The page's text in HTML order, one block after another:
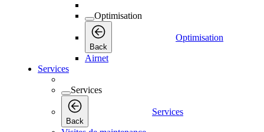
Optimisation
Back
Optimisation
Airnet
Services
Services
Back
Services